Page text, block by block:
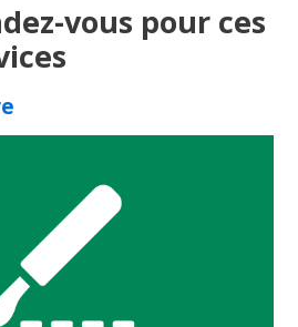
vous pour ces
de l'Est-de-
811, option 3.